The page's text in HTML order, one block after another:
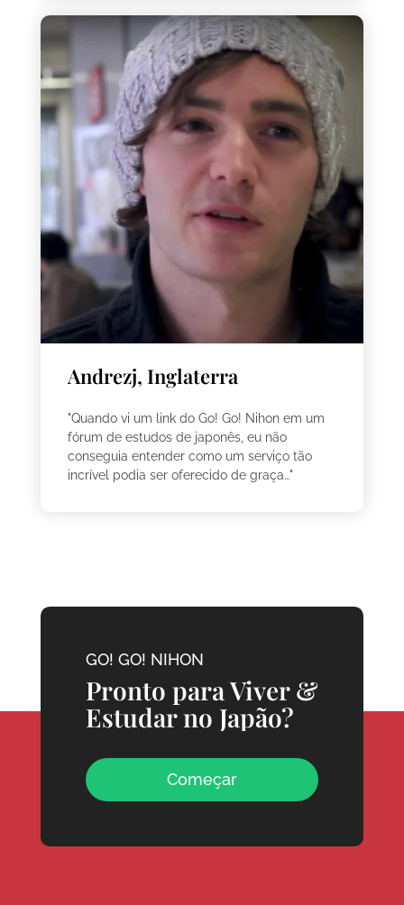
Andrezj, Inglaterra
"Quando vi um link do Go! Go! Nihon em um
fórum de estudos de japonês, eu não
conseguia entender como um serviço tão
incrível podia ser oferecido de graça…"
GO! GO! NIHON
Pronto para Viver &
Estudar no Japão?
Começar